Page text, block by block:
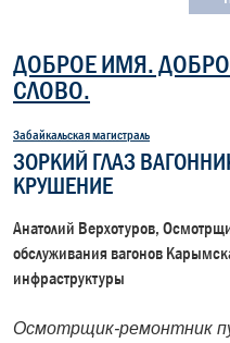
ДОБРОЕ ИМЯ.
СЛОВО.
Забайкальская магистраль
ЗОРКИЙ ГЛАЗ
КРУШЕНИЕ
Анатолий Верхотуров,
обслуживания вагонов
инфраструктуры
Осмотрщик-ремонтник